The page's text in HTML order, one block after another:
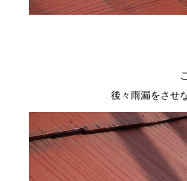
後々雨漏をさせ